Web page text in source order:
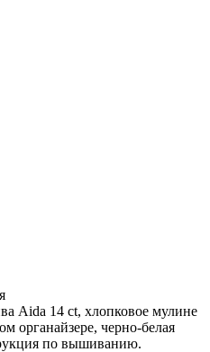
Aida 14 ct, хлопковое мулине
органайзере, черно-белая
по вышиванию.